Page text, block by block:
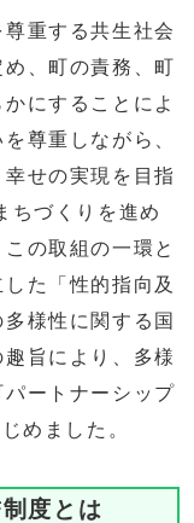
重する共生社会
、町の責務、町
にすることによ
尊重しながら、
せの実現を目指
ちづくりを進め
の取組の一環と
た「性的指向及
様性に関する国
旨により、多様
ートナーシップ
めました。
度とは